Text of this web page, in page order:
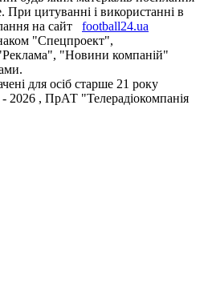
цитуванні і використанні в
на сайт
football24.ua
"Спецпроект",
"Новини компаній"
для осіб старше 21 року
- 2026 , ПрАТ "Телерадіокомпанія